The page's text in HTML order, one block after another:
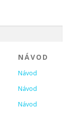
NÁVOD
Návod
Návod
Návod